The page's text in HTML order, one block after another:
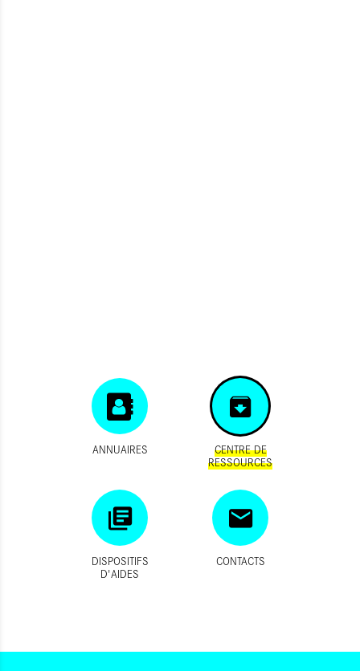
ANNUAIRES
CENTRE DE
RESSOURCES
DISPOSITIFS
D'AIDES
CONTACTS